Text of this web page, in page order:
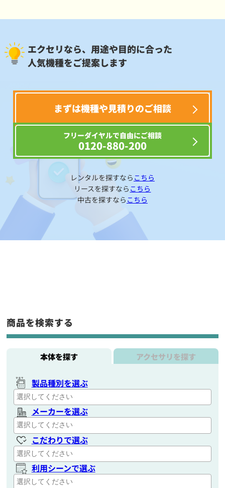
エクセリなら、用途や目的に合った
人気機種をご提案します
まずは機種や見積りのご相談
フリーダイヤルで自由にご相談
0120-880-200
レンタルを探すなら こちら
リースを探すなら こちら
中古を探すなら こちら
商品を検索する
本体を探す アクセサリを探す
製品種別を選ぶ
メーカーを選ぶ
こだわりで選ぶ
利用シーンで選ぶ